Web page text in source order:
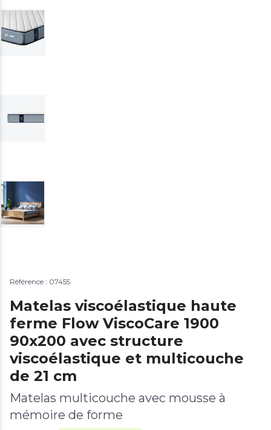
Référence : 07455
Matelas viscoélastique haute
ferme Flow ViscoCare 1900
90x200 avec structure
viscoélastique et multicouche
de 21 cm
Matelas multicouche avec mousse à
mémoire de forme